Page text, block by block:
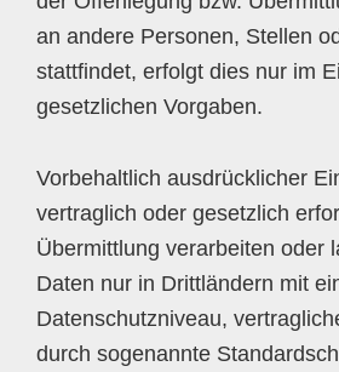
an andere Personen, Stellen
stattfindet, erfolgt dies nur im
gesetzlichen Vorgaben.
Vorbehaltlich ausdrücklicher
vertraglich oder gesetzlich
Übermittlung verarbeiten oder
Daten nur in Drittländern mit
Datenschutzniveau,
durch sogenannte